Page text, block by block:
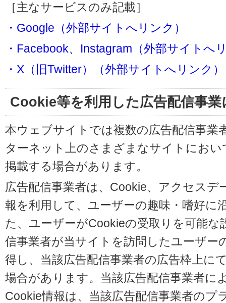
［主なサービスのみ記載］
・Google（外部サイトへリンク）
・Facebook、Instagram（外部サイトへ
・X（旧Twitter）（外部サイトへリンク）
Cookie等を利用した広告配信事
本ウェブサイトでは複数の広告配信事業
ターネット上のさまざまなサイトにお
掲載する場合があります。
広告配信事業者は、Cookie、アクセスデ
報を利用して、ユーザーの趣味・嗜好に
た、ユーザーがCookieの受取りを可能
信事業者が当サイトを訪問したユーザー
得し、当該広告配信事業者の広告枠上に
場合があります。当該広告配信事業者に
Cookie情報は、当該広告配信事業者のプ